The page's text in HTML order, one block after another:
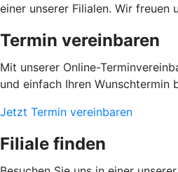
einer unserer Filialen. Wir freuen
Termin vereinbaren
Mit unserer Online-
und einfach Ihren Wunschtermin
Jetzt Termin vereinbaren
Filiale finden